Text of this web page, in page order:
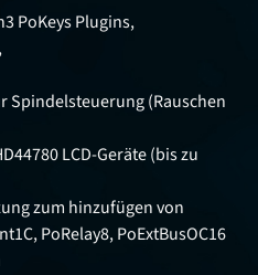
PoKeys Plugins,
Spindelsteuerung (Rauschen
LCD-Geräte (bis zu
zum hinzufügen von
PoRelay8, PoExtBusOC16